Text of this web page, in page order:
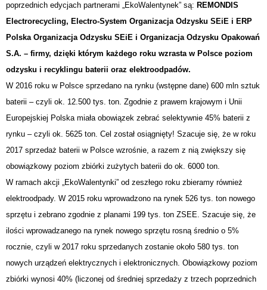
poprzednich edycjach partnerami „EkoWalentynek” są: REMONDIS
Electrorecycling, Electro-System Organizacja Odzysku SEiE i ERP
Polska Organizacja Odzysku SEiE i Organizacja Odzysku Opakowań
S.A. – firmy, dzięki którym każdego roku wzrasta w Polsce poziom
odzysku i recyklingu baterii oraz elektroodpadów.
W 2016 roku w Polsce sprzedano na rynku (wstępne dane) 600 mln sztuk
baterii – czyli ok. 12.500 tys. ton. Zgodnie z prawem krajowym i Unii
Europejskiej Polska miała obowiązek zebrać selektywnie 45% baterii z
rynku – czyli ok. 5625 ton. Cel został osiągnięty! Szacuje się, że w roku
2017 sprzedaż baterii w Polsce wzrośnie, a razem z nią zwiększy się
obowiązkowy poziom zbiórki zużytych baterii do ok. 6000 ton.
W ramach akcji „EkoWalentynki” od zeszłego roku zbieramy również
elektroodpady. W 2015 roku wprowadzono na rynek 526 tys. ton nowego
sprzętu i zebrano zgodnie z planami 199 tys. ton ZSEE. Szacuje się, że
ilości wprowadzanego na rynek nowego sprzętu rosną średnio o 5%
rocznie, czyli w 2017 roku sprzedanych zostanie około 580 tys. ton
nowych urządzeń elektrycznych i elektronicznych. Obowiązkowy poziom
zbiórki wynosi 40% (liczonej od średniej sprzedaży z trzech poprzednich